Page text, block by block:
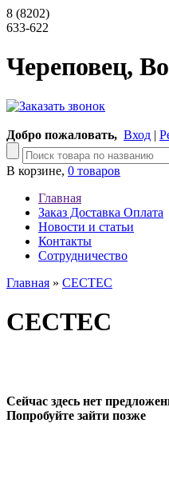
8 (8202)
633-622
Череповец,
Добро пожаловать, Вход |
В корзине, 0 товаров
Главная
Заказ Доставка Оплата
Новости и статьи
Контакты
Сотрудничество
Главная » CECTEC
CECTEC
Сейчас здесь нет
Попробуйте зайти позже